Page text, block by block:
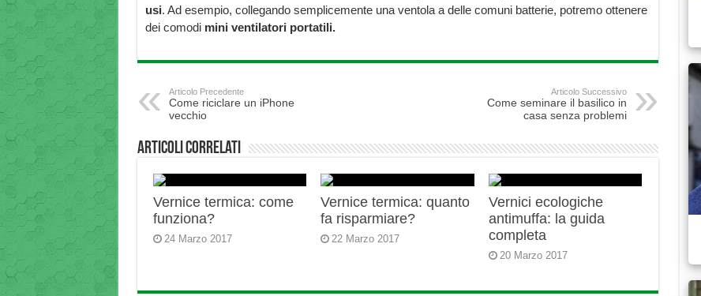
usi. Ad esempio, collegando semplicemente una ventola a delle comuni batterie, potremo ottenere
dei comodi mini ventilatori portatili.
Articolo Precedente
Come riciclare un iPhone
vecchio
Articolo Successivo
Come seminare il basilico in
casa senza problemi
Articoli correlati
Vernice termica: come
funziona?
24 Marzo 2017
Vernice termica: quanto
fa risparmiare?
22 Marzo 2017
Vernici ecologiche
antimuffa: la guida
completa
20 Marzo 2017